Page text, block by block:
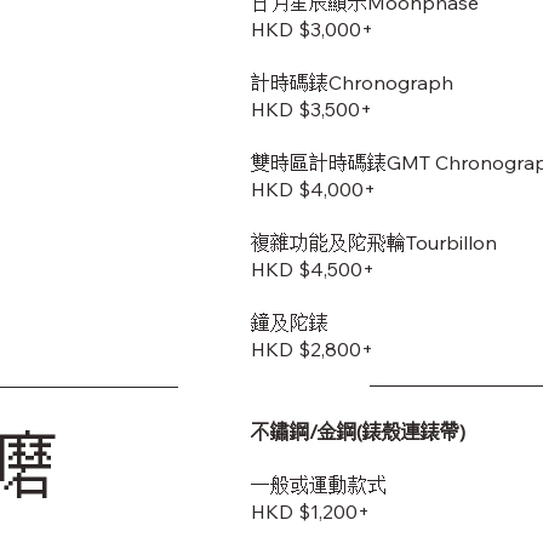
HKD $3,000+
計時碼錶Chronograph
HKD $3,500+
雙時區計時碼錶GMT
HKD $4,000+
複雜功能及陀飛輪Tourbillon
HKD $4,500+
鐘及陀錶
HKD $2,800+
不鏽鋼/金鋼(錶殼連錶帶)
一般或運動款式
HKD $1,200+